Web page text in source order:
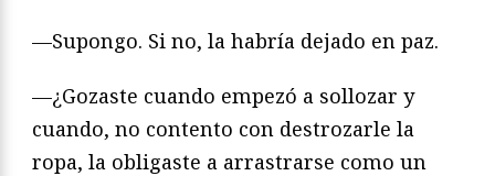
—Supongo. Si no, la habría dejado en paz.
—¿Gozaste cuando empezó a sollozar y
cuando, no contento con destrozarle la
ropa, la obligaste a arrastrarse como un